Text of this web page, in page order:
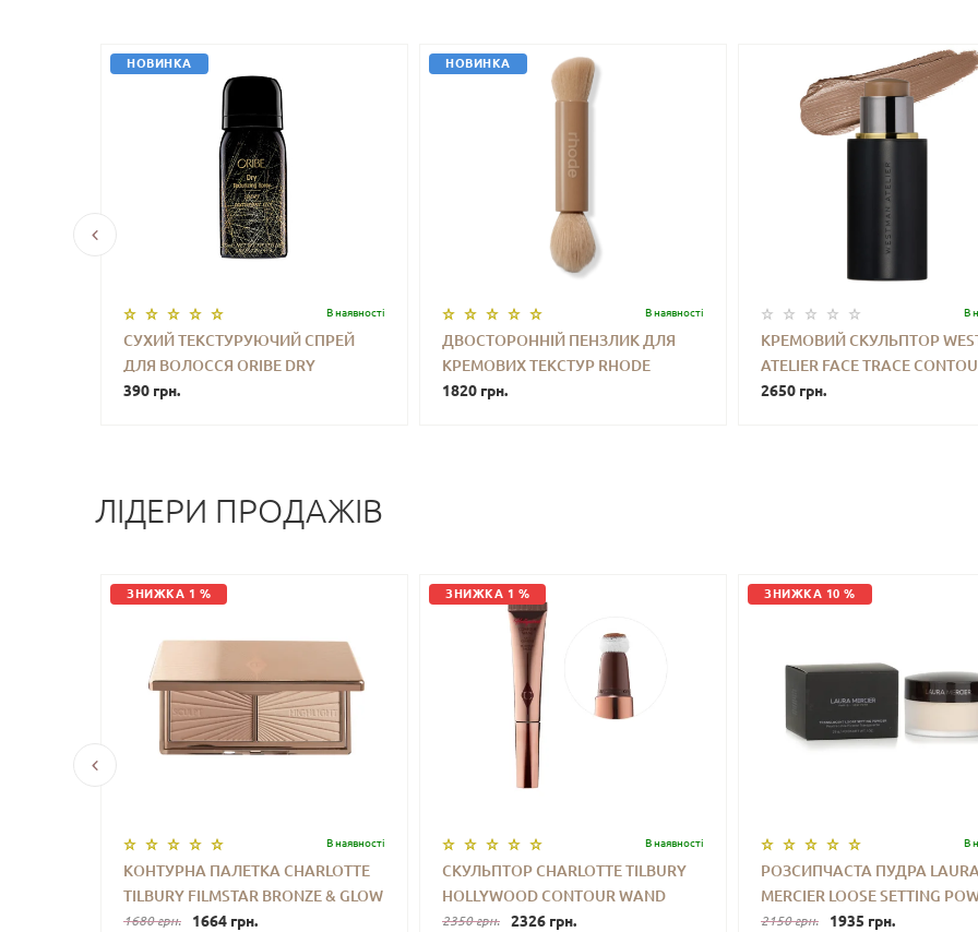
НОВИНКА
В наявностi
СУХИЙ ТЕКСТУРУЮЧИЙ СПРЕЙ
ДЛЯ ВОЛОССЯ ORIBE DRY
TEXTURIZING SPRAY ​​​​​​​29 G
390 грн.
НОВИНКА
В наявностi
ДВОСТОРОННІЙ ПЕНЗЛИК ДЛЯ
КРЕМОВИХ ТЕКСТУР RHODE
POCKET BRUSH
1820 грн.
В
КРЕМОВИЙ СКУЛЬПТОР
ATELIER FACE TRACE
STICK (BISCUIT) 6 G
2650 грн.
ЛІДЕРИ ПРОДАЖІВ
ЗНИЖКА 1 %
В наявностi
КОНТУРНА ПАЛЕТКА CHARLOTTE
TILBURY FILMSTAR BRONZE & GLOW
LIGHT TO MEDIUM 2×3.5 G
1680 грн. 1664 грн.
ЗНИЖКА 1 %
В наявностi
СКУЛЬПТОР CHARLOTTE TILBURY
HOLLYWOOD CONTOUR WAND
(FAIR-MEDIUM) 12 ML
2350 грн. 2326 грн.
ЗНИЖКА 10 %
В
РОЗСИПЧАСТА ПУДРА LAURA
MERCIER LOOSE SETTING
(TRANSLUCENT) 29 G
2150 грн. 1935 грн.